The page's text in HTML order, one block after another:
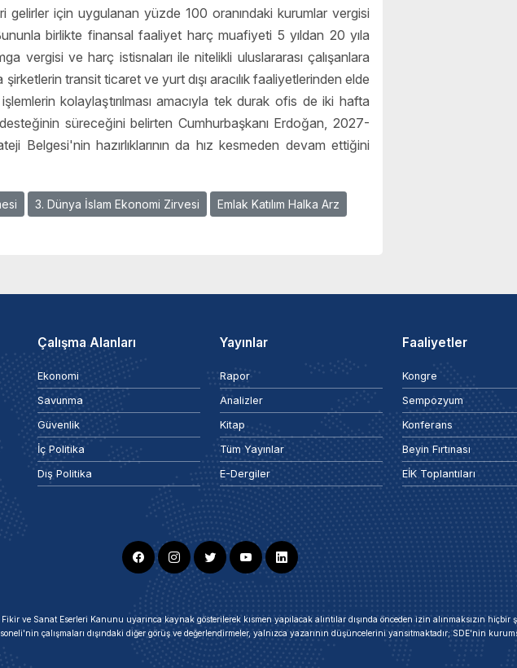
gelirler için uygulanan yüzde 100 oranındaki kurumlar vergisi
birlikte finansal faaliyet harç muafiyeti 5 yıldan 20 yıla
vergisi ve harç istisnaları ile nitelikli uluslararası çalışanlara
transit ticaret ve yurt dışı aracılık faaliyetlerinden elde
kolaylaştırılması amacıyla tek durak ofis de iki hafta
süreceğini belirten Cumhurbaşkanı Erdoğan, 2027-
Belgesi'nin hazırlıklarının da hız kesmeden devam ettiğini
3. Dünya İslam Ekonomi Zirvesi
Emlak Katılım Halka Arz
Çalışma Alanları
Ekonomi
Savunma
Güvenlik
İç Politika
Dış Politika
Yayınlar
Rapor
Analizler
Kitap
Tüm Yayınlar
E-Dergiler
Faaliyetler
Kongre
Sempozyum
Konferans
Beyin Fırtınası
EİK Toplantıları
ve Sanat Eserleri Kanunu uyarınca kaynak gösterilerek kısmen yapılacak alıntılar dışında önceden izin alınmaksızın
çalışmaları dışındaki diğer görüş ve değerlendirmeler, yalnızca yazarının düşüncelerini yansıtmaktadır; SDE'nin